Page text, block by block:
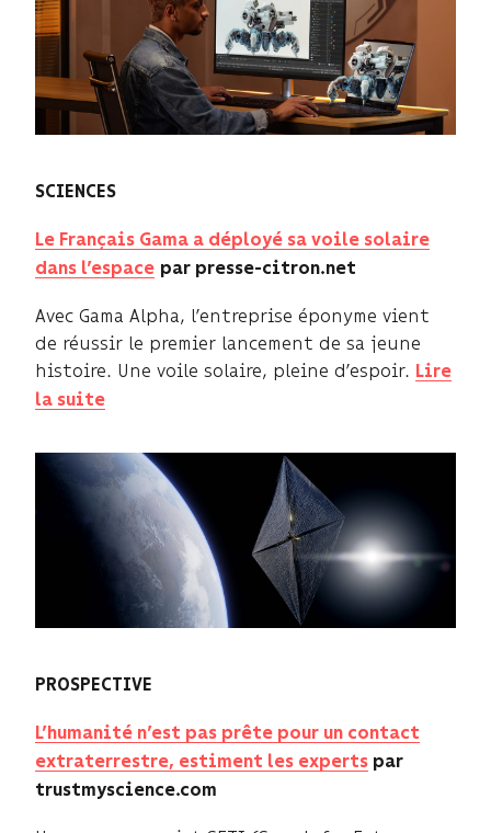
SCIENCES
Le Français Gama a déployé sa voile solaire
dans l’espace par presse-citron.net
Avec Gama Alpha, l’entreprise éponyme vient
de réussir le premier lancement de sa jeune
histoire. Une voile solaire, pleine d’espoir. Lire
la suite
PROSPECTIVE
L’humanité n’est pas prête pour un contact
extraterrestre, estiment les experts par
trustmyscience.com